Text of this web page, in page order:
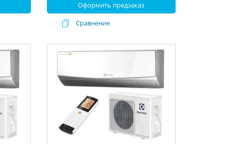
Оформить предзаказ
Сравнение